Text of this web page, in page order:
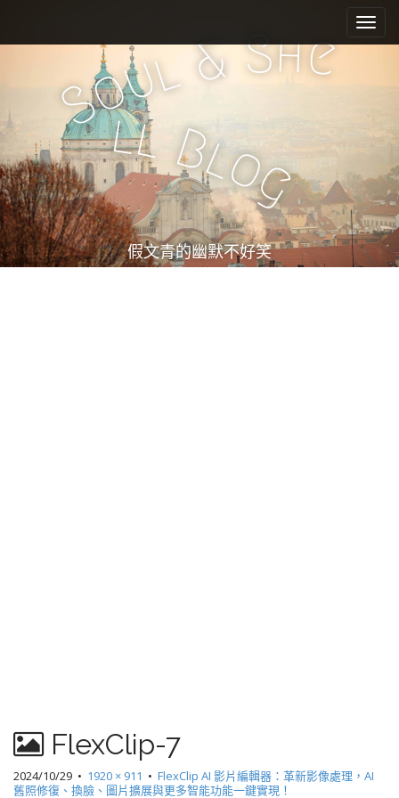
e
n
u
i
c
n
t
e
n
t
S
oul&She
ll Blog
假文青的幽默不好笑
FlexClip-7
2024/10/29 • 1920 × 911 • FlexClip AI 影片編輯器：革新影像處理，AI
舊照修復、換臉、圖片擴展與更多智能功能一鍵實現！